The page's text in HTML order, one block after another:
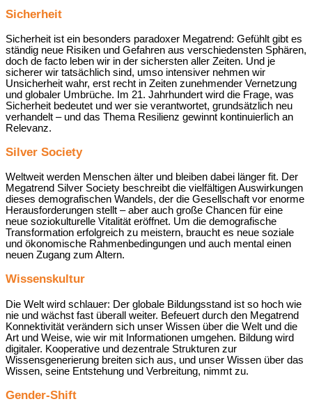
Sicherheit
Sicherheit ist ein besonders paradoxer Megatrend: Gefühlt gibt es
ständig neue Risiken und Gefahren aus verschiedensten Sphären,
doch de facto leben wir in der sichersten aller Zeiten. Und je
sicherer wir tatsächlich sind, umso intensiver nehmen wir
Unsicherheit wahr, erst recht in Zeiten zunehmender Vernetzung
und globaler Umbrüche. Im 21. Jahrhundert wird die Frage, was
Sicherheit bedeutet und wer sie verantwortet, grundsätzlich neu
verhandelt – und das Thema Resilienz gewinnt kontinuierlich an
Relevanz.
Silver Society
Weltweit werden Menschen älter und bleiben dabei länger fit. Der
Megatrend Silver Society beschreibt die vielfältigen Auswirkungen
dieses demografischen Wandels, der die Gesellschaft vor enorme
Herausforderungen stellt – aber auch große Chancen für eine
neue soziokulturelle Vitalität eröffnet. Um die demografische
Transformation erfolgreich zu meistern, braucht es neue soziale
und ökonomische Rahmenbedingungen und auch mental einen
neuen Zugang zum Altern.
Wissenskultur
Die Welt wird schlauer: Der globale Bildungsstand ist so hoch wie
nie und wächst fast überall weiter. Befeuert durch den Megatrend
Konnektivität verändern sich unser Wissen über die Welt und die
Art und Weise, wie wir mit Informationen umgehen. Bildung wird
digitaler. Kooperative und dezentrale Strukturen zur
Wissensgenerierung breiten sich aus, und unser Wissen über das
Wissen, seine Entstehung und Verbreitung, nimmt zu.
Gender-Shift